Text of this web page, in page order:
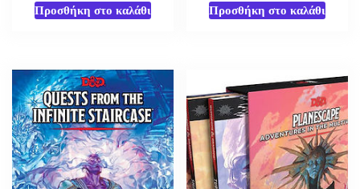
Προσθήκη στο καλάθι Προσθήκη στο καλάθι